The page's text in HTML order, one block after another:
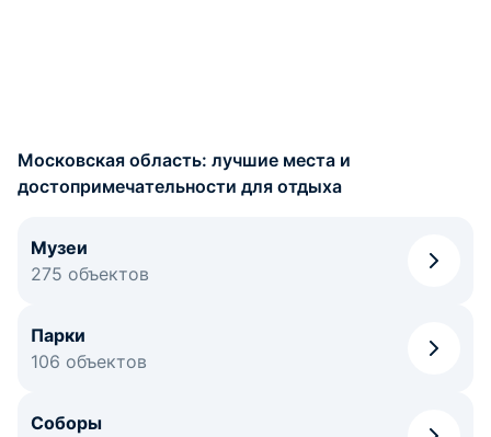
Московская область: лучшие места и
достопримечательности для отдыха
Музеи
275 объектов
Парки
106 объектов
Соборы